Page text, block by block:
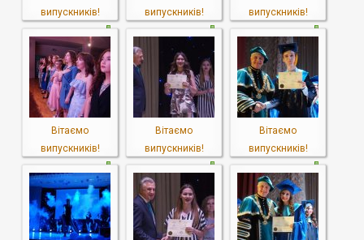
випускників!
випускників!
випускників!
Вітаємо
випускників!
Вітаємо
випускників!
Вітаємо
випускників!